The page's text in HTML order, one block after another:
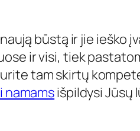
būstą ir jie ieško
ir visi, tiek
tam skirtų
namamsišpildysi Jūsų